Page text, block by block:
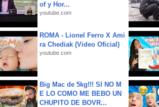
of y Hor...
youtube.com
ROMA - Lionel Ferro X Ami
ra Chediak (Video Oficial)
youtube.com
Big Mac de 5kg!!! SI NO M
E LO COMO ME BEBO UN
CHUPITO DE BOVR...